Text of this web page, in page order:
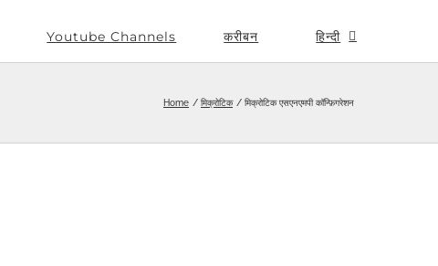
Youtube Channels करीबन हिन्दी
Home मिक्रोटिक मिक्रोटिक एसएनएमपी कॉन्फ़िगरेशन